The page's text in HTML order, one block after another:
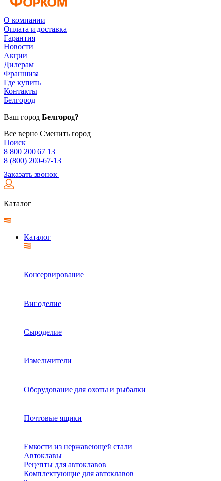
О компании
Оплата и доставка
Гарантия
Новости
Акции
Дилерам
Франшиза
Где купить
Контакты
Белгород
Ваш город Белгород?
Все верно Сменить город
Поиск
8 800 200 67 13
8 (800) 200-67-13
Заказать звонок
Каталог
Каталог
Консервирование
Виноделие
Сыроделие
Измельчители
Оборудование для охоты и рыбалки
Почтовые ящики
Емкости из нержавеющей стали
Автоклавы
Рецепты для автоклавов
Комплектующие для автоклавов